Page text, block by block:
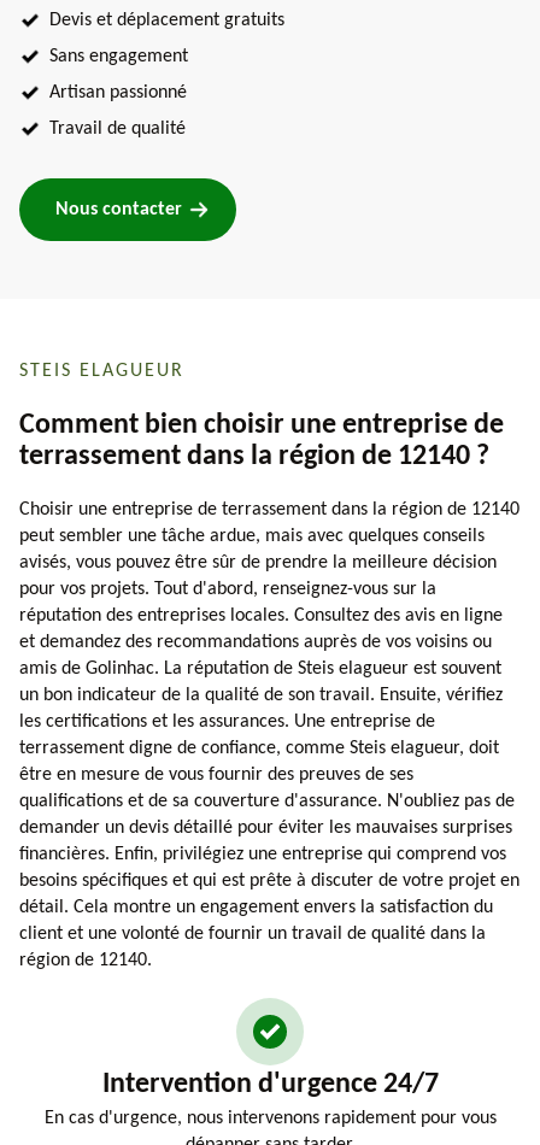
Devis et déplacement gratuits
Sans engagement
Artisan passionné
Travail de qualité
Nous contacter
STEIS ELAGUEUR
Comment bien choisir une entreprise de
terrassement dans la région de 12140 ?
Choisir une entreprise de terrassement dans la région de 12140
peut sembler une tâche ardue, mais avec quelques conseils
avisés, vous pouvez être sûr de prendre la meilleure décision
pour vos projets. Tout d'abord, renseignez-vous sur la
réputation des entreprises locales. Consultez des avis en ligne
et demandez des recommandations auprès de vos voisins ou
amis de Golinhac. La réputation de Steis elagueur est souvent
un bon indicateur de la qualité de son travail. Ensuite, vérifiez
les certifications et les assurances. Une entreprise de
terrassement digne de confiance, comme Steis elagueur, doit
être en mesure de vous fournir des preuves de ses
qualifications et de sa couverture d'assurance. N'oubliez pas de
demander un devis détaillé pour éviter les mauvaises surprises
financières. Enfin, privilégiez une entreprise qui comprend vos
besoins spécifiques et qui est prête à discuter de votre projet en
détail. Cela montre un engagement envers la satisfaction du
client et une volonté de fournir un travail de qualité dans la
région de 12140.
Intervention d'urgence 24/7
En cas d'urgence, nous intervenons rapidement pour vous